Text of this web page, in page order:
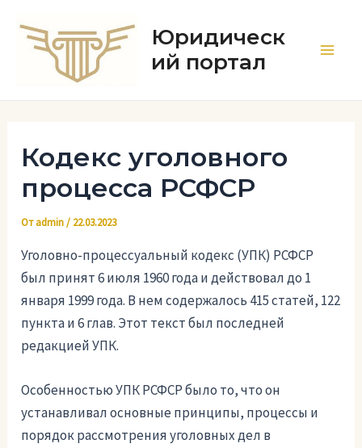
содержимому
Юридическ
ий портал
Кодекс уголовного
процесса РСФСР
Отadmin/ 22.03.2023
Уголовно-процессуальный кодекс (УПК) РСФСР
был принят 6 июля 1960 года и действовал до 1
января 1999 года. В нем содержалось 415 статей, 122
пункта и 6 глав. Этот текст был последней
редакцией УПК.
Особенностью УПК РСФСР было то, что он
устанавливал основные принципы, процессы и
порядок рассмотрения уголовных дел в